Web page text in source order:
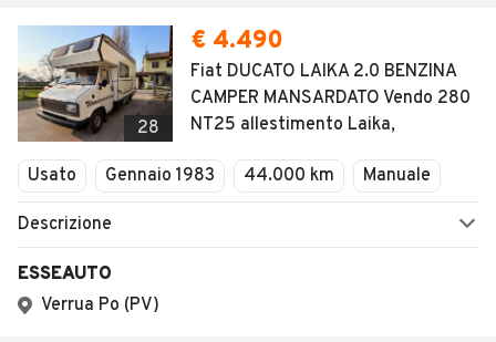
28
€ 4.490
Fiat DUCATO LAIKA 2.0 BENZINA
CAMPER MANSARDATO Vendo 280
NT25 allestimento Laika,
Usato Gennaio 1983 44.000 km Manuale
Descrizione
ESSEAUTO
Verrua Po (PV)